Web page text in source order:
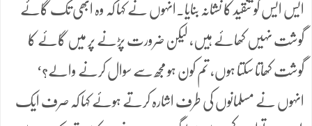
ایس ایس کو تنقید کا نشانہ بنایا۔انہوں نے کہا کہ وہ ابھی تک گائے
گوشت نہیں کھائے ہیں، لیکن ضرورت پڑنے پر میں گائے کا
گوشت کھاتا سکتا ہوں، تم کون ہو مجھ سے سوال کرنے والے؟‘
انہوں نے مسلمانوں کی طرف اشارہ کرتے ہوئے کہا کہ صرف ایک